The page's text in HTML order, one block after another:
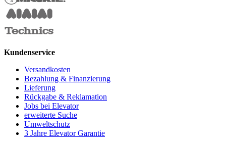
Kundenservice
Versandkosten
Bezahlung & Finanzierung
Lieferung
Rückgabe & Reklamation
Jobs bei Elevator
erweiterte Suche
Umweltschutz
3 Jahre Elevator Garantie